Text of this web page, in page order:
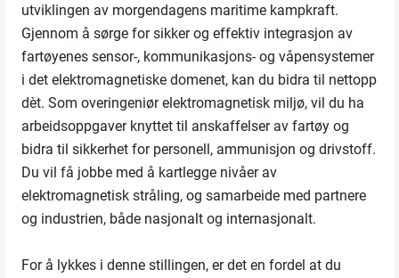
utviklingen av morgendagens maritime kampkraft.
Gjennom å sørge for sikker og effektiv integrasjon av
fartøyenes sensor-, kommunikasjons- og våpensystemer
i det elektromagnetiske domenet, kan du bidra til nettopp
dèt. Som overingeniør elektromagnetisk miljø, vil du ha
arbeidsoppgaver knyttet til anskaffelser av fartøy og
bidra til sikkerhet for personell, ammunisjon og drivstoff.
Du vil få jobbe med å kartlegge nivåer av
elektromagnetisk stråling, og samarbeide med partnere
og industrien, både nasjonalt og internasjonalt.
For å lykkes i denne stillingen, er det en fordel at du